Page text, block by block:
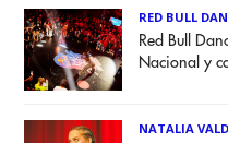
RED BULL
Red Bull
Nacional y
NATALIA